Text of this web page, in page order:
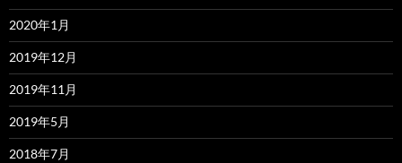
2020年1月
2019年12月
2019年11月
2019年5月
2018年7月